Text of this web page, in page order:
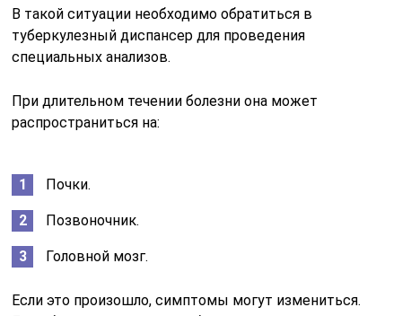
В такой ситуации необходимо обратиться в
туберкулезный диспансер для проведения
специальных анализов.
При длительном течении болезни она может
распространиться на:
Почки.
Позвоночник.
Головной мозг.
Если это произошло, симптомы могут измениться.